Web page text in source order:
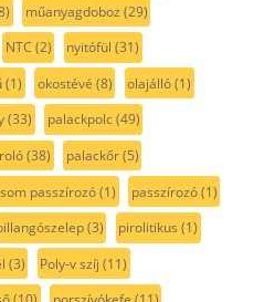
műanyagdoboz (29)
NTC (2) nyitófül (31)
(1) okostévé (8) olajálló(1)
(33) palackpolc(49)
(38) palackőr(5)
passzírozó(1) passzírozó(1)
(3) pirolitikus (1)
(3) Poly-v szíj (11)